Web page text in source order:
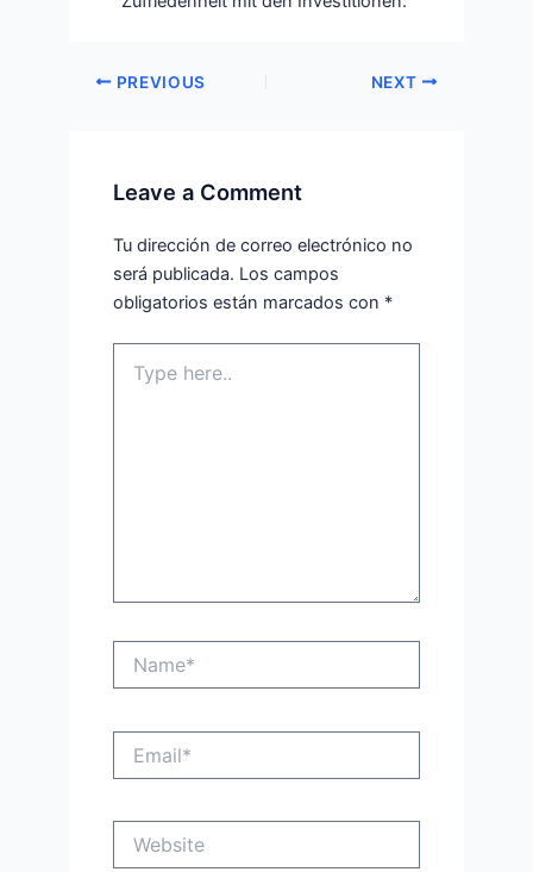
PREVIOUS NEXT
Leave a Comment
Tu dirección de correo electrónico no
será publicada. Los campos
obligatorios están marcados con *
here..